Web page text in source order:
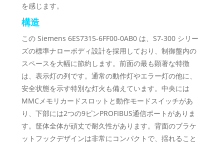
を感じます。
構造
この Siemens 6ES7315-6FF00-0AB0 は、S7-300 シリー
ズの標準ナローボディ設計を採用しており、制御盤内の
スペースを大幅に節約します。前面の最も顕著な特徴
は、表示灯の列です。通常の動作灯やエラー灯の他に、
安全状態を示す特別な灯火も備えています。中央には
MMCメモリカードスロットと動作モードスイッチがあ
り、下部には2つの9ピンPROFIBUS通信ポートがありま
す。筐体全体が頑丈で耐久性があります。背面のブラケ
ットフックデザインは非常にコンパクトで、揺れること